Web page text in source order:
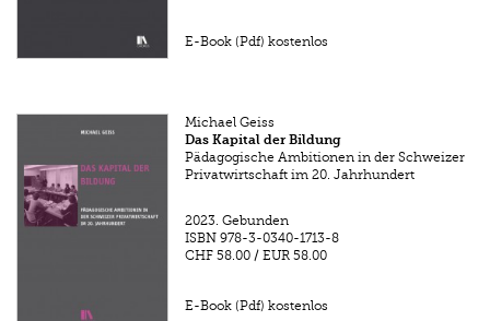
E-Book (Pdf) kostenlos
Michael Geiss
Das Kapital der Bildung
Pädagogische Ambitionen in der Schweizer
Privatwirtschaft im 20. Jahrhundert
2023. Gebunden
ISBN 978-3-0340-1713-8
CHF 58.00 /EUR 58.00
E-Book (Pdf) kostenlos